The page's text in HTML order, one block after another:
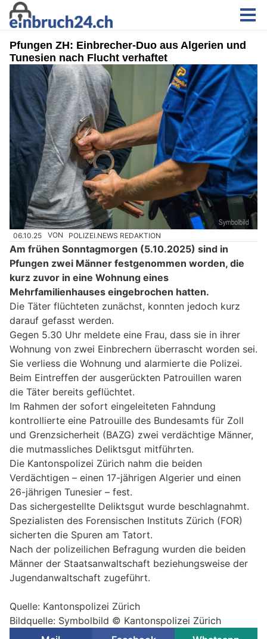
Pfungen ZH: Einbrecher-Duo aus Algerien und
Tunesien nach Flucht verhaftet
06.10.25 VON POLIZEI.NEWS REDAKTION
Am frühen Sonntagmorgen (5.10.2025) sind in
Pfungen zwei Männer festgenommen worden, die
kurz zuvor in eine Wohnung eines
Mehrfamilienhauses eingebrochen hatten.
Die Täter flüchteten zunächst, konnten jedoch kurz
darauf gefasst werden.
Gegen 5.30 Uhr meldete eine Frau, dass sie in ihrer
Wohnung von zwei Einbrechern überrascht worden sei.
Sie verliess die Wohnung und alarmierte die Polizei.
Beim Eintreffen der ausgerückten Patrouillen waren
die Täter bereits geflüchtet.
Im Rahmen der sofort eingeleiteten Fahndung
kontrollierte eine Patrouille des Bundesamts für Zoll
und Grenzsicherheit (BAZG) zwei verdächtige Männer,
die mutmassliches Deliktsgut mitführten.
Die Kantonspolizei Zürich nahm die beiden
Verdächtigen – einen 17-jährigen Algerier und einen
26-jährigen Tunesier – fest.
Das sichergestellte Deliktsgut wurde beschlagnahmt.
Spezialisten des Forensischen Instituts Zürich (FOR)
sicherten die Spuren am Tatort.
Nach der polizeilichen Befragung wurden die beiden
Männer der Staatsanwaltschaft beziehungsweise der
Jugendanwaltschaft zugeführt.
Quelle: Kantonspolizei Zürich
Bildquelle: Symbolbild © Kantonspolizei Zürich